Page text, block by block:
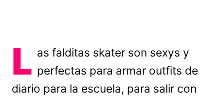
L as falditas skater son sexys y
perfectas para armar outfits de
diario para la escuela, para salir con